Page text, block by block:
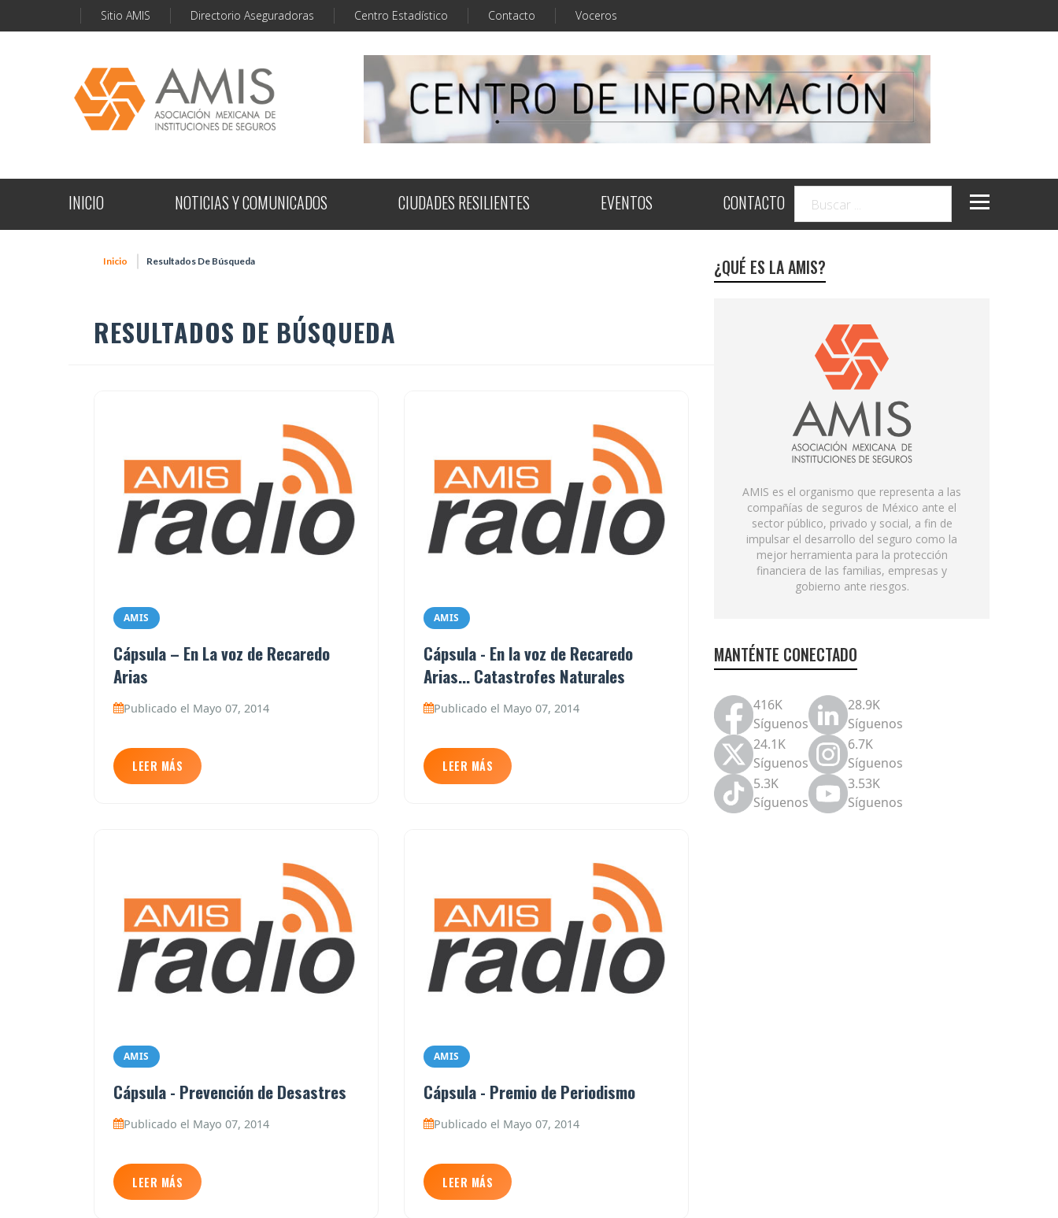
Sitio AMIS Directorio Aseguradoras Centro Estadístico Contacto Voceros
INICIO NOTICIAS Y COMUNICADOS CIUDADES RESILIENTES EVENTOS CONTACTO
Inicio Resultados De Búsqueda
RESULTADOS DE BÚSQUEDA
AMIS
Cápsula – En La voz de Recaredo
Arias
Publicado el Mayo 07, 2014
LEER MÁS
AMIS
Cápsula - En la voz de Recaredo
Arias... Catastrofes Naturales
Publicado el Mayo 07, 2014
LEER MÁS
AMIS
Cápsula - Prevención de Desastres
Publicado el Mayo 07, 2014
LEER MÁS
AMIS
Cápsula - Premio de Periodismo
Publicado el Mayo 07, 2014
LEER MÁS
¿QUÉ ES LA AMIS?
AMIS es el organismo que representa a las
compañías de seguros de México ante el
sector público, privado y social, a fin de
impulsar el desarrollo del seguro como la
mejor herramienta para la protección
financiera de las familias, empresas y
gobierno ante riesgos.
MANTÉNTE CONECTADO
416K
Síguenos
28.9K
Síguenos
24.1K
Síguenos
6.7K
Síguenos
5.3K
Síguenos
3.53K
Síguenos